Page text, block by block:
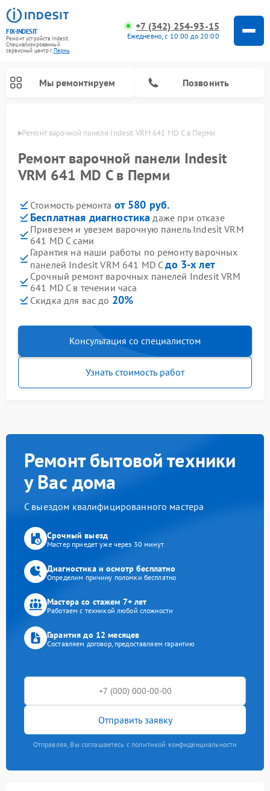
FIX-INDESIT
Ремонт устройств Indesit
Специализированный
cервисный центр г.Пермь
+7 (342) 254-93-15
Ежедневно, с 10:00 до 20:00
Мы ремонтируем Позвонить
Ремонт варочной панели Indesit VRM 641 MD C в Перми
Ремонт варочной панели Indesit
VRM 641 MD C в Перми
Стоимость ремонта от 580 руб.
Бесплатная диагностика даже при отказе
Привезем и увезем варочную панель Indesit VRM
641 MD C сами
Гарантия на наши работы по ремонту варочных
панелей Indesit VRM 641 MD Cдо 3-х лет
Срочный ремонт варочных панелей Indesit VRM
641 MD C в течении часа
Скидка для вас до 20%
Консультация со специалистом
Узнать стоимость работ
Ремонт бытовой техники
у Вас дома
С выездом квалифицированного мастера
Срочный выезд
Мастер приедет уже через 30 минут
Диагностика и осмотр бесплатно
Определим причину поломки бесплатно
Мастера со стажем 7+ лет
Работаем с техникой любой сложности
Гарантия до 12 месяцев
Составляем договор, предоставляем гарантию
Отправить заявку
Отправляя, Вы соглашаетесь с политикой конфиденциальности